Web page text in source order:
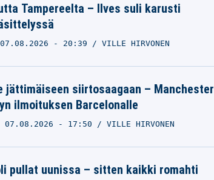
Tampereelta – Ilves suli karusti
07.08.2026 - 20:39 VILLE HIRVONEN
jättimäiseen siirtosaagaan – Manchester
ilmoituksen Barcelonalle
07.08.2026 - 17:50 VILLE HIRVONEN
pullat uunissa – sitten kaikki romahti